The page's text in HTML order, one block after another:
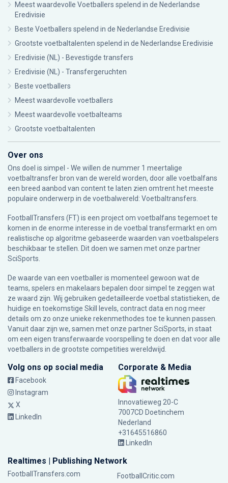
Meest waardevolle Voetballers spelend in de Nederlandse
Eredivisie
Beste Voetballers spelend in de Nederlandse Eredivisie
Grootste voetbaltalenten spelend in de Nederlandse Eredivisie
Eredivisie (NL) - Bevestigde transfers
Eredivisie (NL) - Transfergeruchten
Beste voetballers
Meest waardevolle voetballers
Meest waardevolle voetbalteams
Grootste voetbaltalenten
Over ons
Ons doel is simpel - We willen de nummer 1 meertalige
voetbaltransfer bron van de wereld worden, door alle voetbalfans
een breed aanbod van content te laten zien omtrent het meeste
populaire onderwerp in de voetbalwereld: Voetbaltransfers.
FootballTransfers (FT) is een project om voetbalfans tegemoet te
komen in de enorme interesse in de voetbal transfermarkt en om
realistische op algoritme gebaseerde waarden van voetbalspelers
beschikbaar te stellen. Dit doen we samen met onze partner
SciSports
De waarde van een voetballer is momenteel gewoon wat de
teams, spelers en makelaars bepalen door simpel te zeggen wat
ze waard zijn. Wij gebruiken gedetailleerde voetbal statistieken, de
huidige en toekomstige Skill levels, contract data en nog meer
details om zo onze unieke rekenmethodes toe te kunnen passen.
Vanuit daar zijn we, samen met onze partner SciSports, in staat
om een eigen transferwaarde voorspelling te doen en dat voor alle
voetballers in de grootste competities wereldwijd.
Volg ons op social media
Facebook
Instagram
X
LinkedIn
Corporate & Media
Innovatieweg 20-C
7007CD Doetinchem
Nederland
+31645516860
LinkedIn
Realtimes | Publishing Network
FootballTransfers.com FootballCritic.com